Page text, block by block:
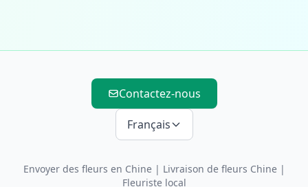
Contactez-nous
Français
Envoyer des fleurs en Chine| Livraison de fleurs Chine|
Fleuriste local